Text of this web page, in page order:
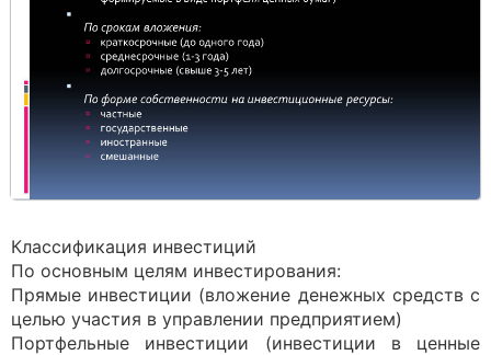
Классификация инвестиций
По основным целям инвестирования:
Прямые инвестиции (вложение денежных средств с
целью участия в управлении предприятием)
Портфельные инвестиции (инвестиции в ценные